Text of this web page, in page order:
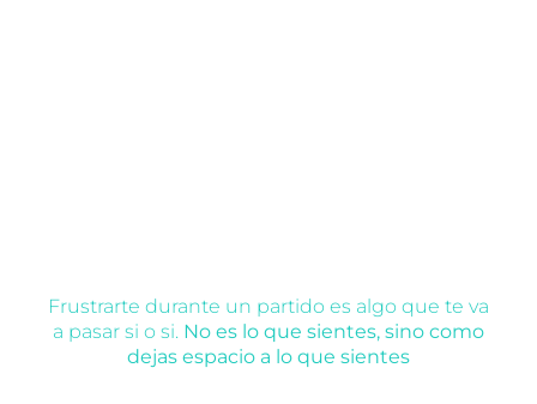
Frustrarte durante un partido es algo que te va
a pasar si o si. No es lo que sientes, sino como
dejas espacio a lo que sientes